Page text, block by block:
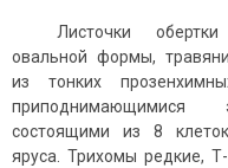
Листочки
овальной формы,
из тонких
приподнимающимися
состоящими из 8
яруса. Трихомы редкие, Т-